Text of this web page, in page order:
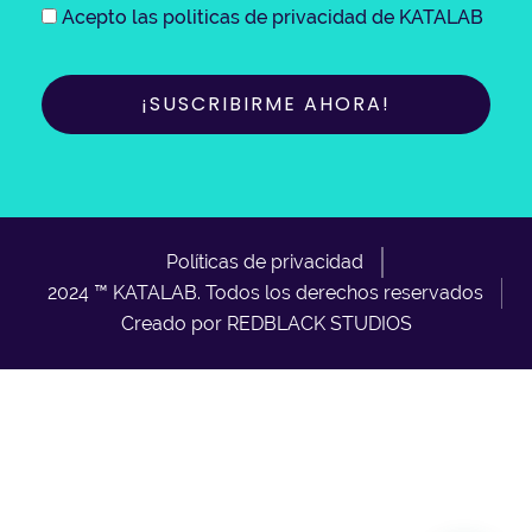
Acepto las politicas de privacidad de KATALAB
Políticas de privacidad
2024 ™ KATALAB. Todos los derechos reservados
Creado por REDBLACK STUDIOS